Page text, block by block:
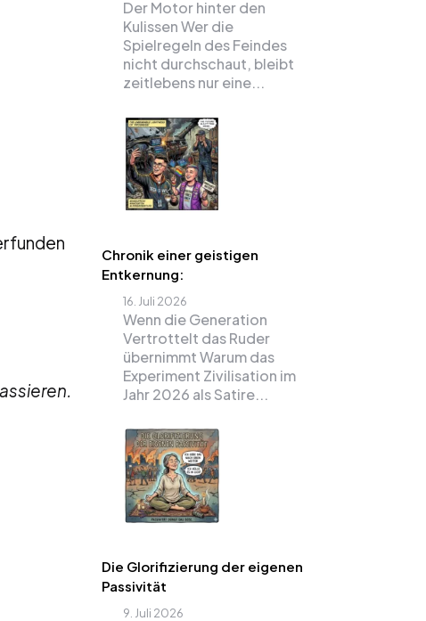
Der Motor hinter den
Kulissen Wer die
Spielregeln des Feindes
nicht durchschaut, bleibt
zeitlebens nur eine...
Chronik einer geistigen
Entkernung:
16. Juli 2026
Wenn die Generation
Vertrottelt das Ruder
übernimmt Warum das
Experiment Zivilisation im
Jahr 2026 als Satire...
Die Glorifizierung der eigenen
Passivität
9. Juli 2026